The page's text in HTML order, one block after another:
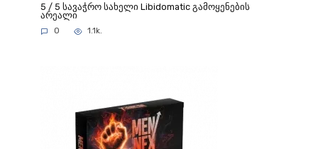
5 / 5 სავაჭრო სახელი Libidomatic გამოყენების
არეალი
0 1.1k.